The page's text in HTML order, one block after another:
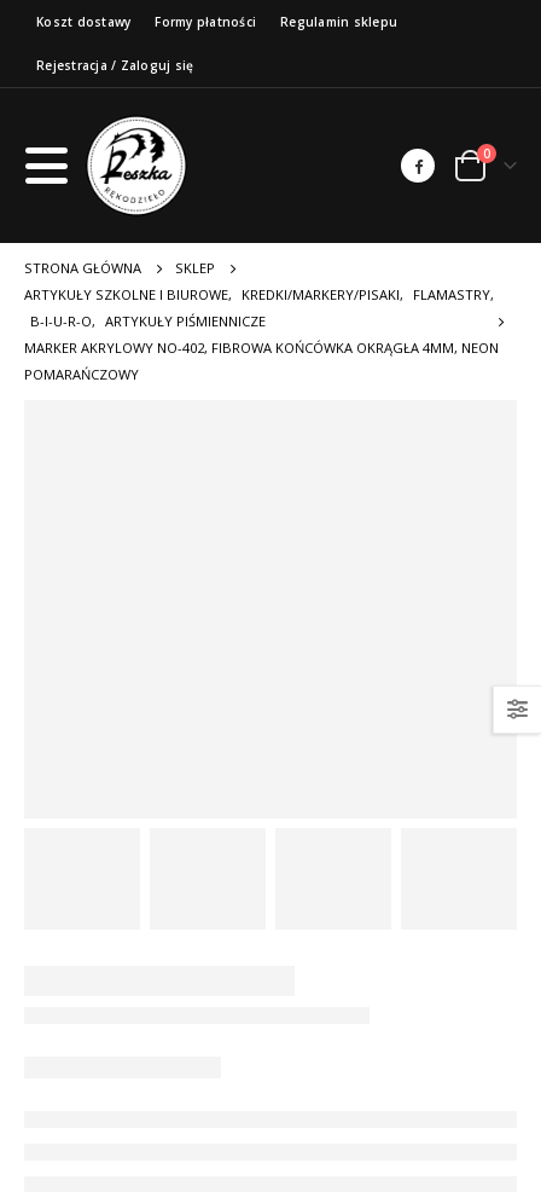
Koszt dostawy Formy płatności Regulamin sklepu
Rejestracja / Zaloguj się
0
STRONA GŁÓWNA
SKLEP
ARTYKUŁY SZKOLNE I BIUROWE, KREDKI/MARKERY/PISAKI, FLAMASTRY,
B-I-U-R-O, ARTYKUŁY PIŚMIENNICZE
MARKER AKRYLOWY NO-402, FIBROWA KOŃCÓWKA OKRĄGŁA 4MM, NEON
POMARAŃCZOWY